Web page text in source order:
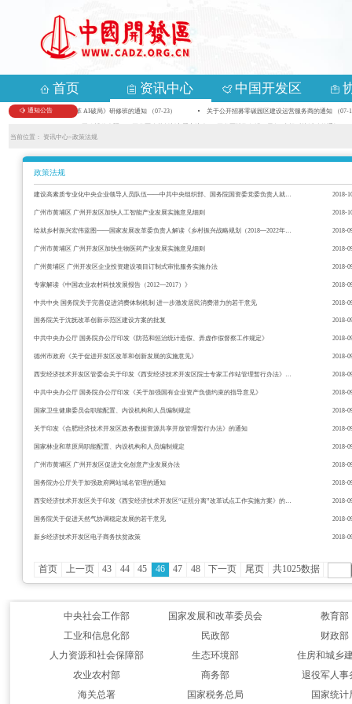
首页 资讯中心 中国开发区
通知公告
关于举办首期《数智化变革 AI破局》研修班的通知 （07-23） 关于公开招募零碳园区建设运营服务商的通知 （07-
关于组织参加第九届中国—亚欧博览会暨2026开发区改革创新主题交流会、“开发区投资促进万里行”专场对接活动的通知 （
当前位置：
资讯中心>政策法规
政策法规
建设高素质专业化中央企业领导人员队伍——中共中央组织部、国务院国资委党委负责人就修订印发《中央企业领导人员管理规定》答记者问 2018-
广州市黄埔区 广州开发区加快人工智能产业发展实施意见细则 2018-
2018-
广州市黄埔区 广州开发区加快生物医药产业发展实施意见细则 2018-
广州黄埔区 广州开发区企业投资建设项目订制式审批服务实施办法 2018-
专家解读《中国农业农村科技发展报告（2012—2017）》 2018-
中共中央 国务院关于完善促进消费体制机制 进一步激发居民消费潜力的若干意见 2018-
国务院关于沈抚改革创新示范区建设方案的批复 2018-
中共中央办公厅 国务院办公厅印发《防范和惩治统计造假、弄虚作假督察工作规定》 2018-
德州市政府《关于促进开发区改革和创新发展的实施意见》 2018-
西安经济技术开发区管委会关于印发《西安经济技术开发区院士专家工作站管理暂行办法》的通知 2018-
中共中央办公厅 国务院办公厅印发《关于加强国有企业资产负债约束的指导意见》 2018-
国家卫生健康委员会职能配置、内设机构和人员编制规定 2018-
关于印发《合肥经济技术开发区政务数据资源共享开放管理暂行办法》的通知 2018-
国家林业和草原局职能配置、内设机构和人员编制规定 2018-
广州市黄埔区 广州开发区促进文化创意产业发展办法 2018-
国务院办公厅关于加强政府网站域名管理的通知 2018-
西安经济技术开发区关于印发《西安经济技术开发区“证照分离”改革试点工作实施方案》的通知 2018-
国务院关于促进天然气协调稳定发展的若干意见 2018-
新乡经济技术开发区电子商务扶贫政策 2018-
首页 上一页 43 44 45 46 47 48 下一页 尾页 共1025数据
中央社会工作部 国家发展和改革委员会
教育部
工业和信息化部
民政部
财政部
人力资源和社会保障部
生态环境部
住房和城乡
农业农村部
商务部
退役军人事
海关总署
国家税务总局 国家统计